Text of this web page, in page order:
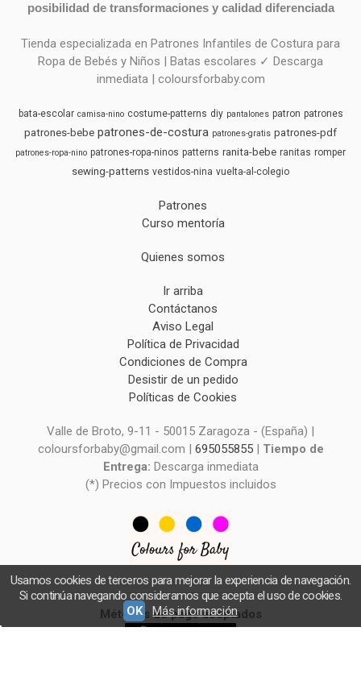
posibilidad de transformaciones y calidad diferenciada
Tienda especializada en Patrones Infantiles de Costura para
Ropa de Bebés y Niños | Batas escolares ✓ Descarga
inmediata | coloursforbaby.com
bata-escolar camisa-nino costume-patterns diy pantalones patron patrones
patrones-bebe patrones-de-costura patrones-gratis patrones-pdf
patrones-ropa-nino patrones-ropa-ninos patterns ranita-bebe ranitas romper
sewing-patterns vestidos-nina vuelta-al-colegio
Patrones
Curso mentoría
Quienes somos
Ir arriba
Contáctanos
Aviso Legal
Política de Privacidad
Condiciones de Compra
Desistir de un pedido
Políticas de Cookies
Valle de Broto, 9-11 - 50015 Zaragoza - (España) |
coloursforbaby@gmail.com | 695055855| Tiempo de
Entrega: Descarga inmediata
(*) Precios con Impuestos incluidos
Métodos de pago aceptados
Usamos cookies de terceros para mejorar la experiencia de navegación.
Si continúa navegando consideramos que acepta el uso de cookies.
OK
Más información